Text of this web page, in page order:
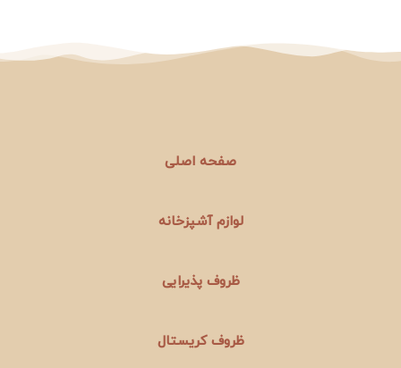
صفحه اصلی
لوازم آشپزخانه
ظروف پذیرایی
ظروف کریستال